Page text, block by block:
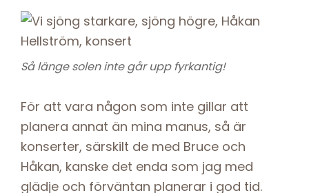
Så länge solen inte går upp fyrkantig!
För att vara någon som inte gillar att
planera annat än mina manus, så är
konserter, särskilt de med Bruce och
Håkan, kanske det enda som jag med
glädje och förväntan planerar i god tid.